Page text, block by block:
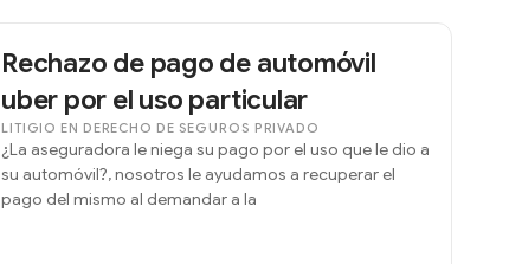
Rechazo de pago de automóvil
uber por el uso particular
LITIGIO EN DERECHO DE SEGUROS PRIVADO
¿La aseguradora le niega su pago por el uso que le dio a
su automóvil?, nosotros le ayudamos a recuperar el
pago del mismo al demandar a la